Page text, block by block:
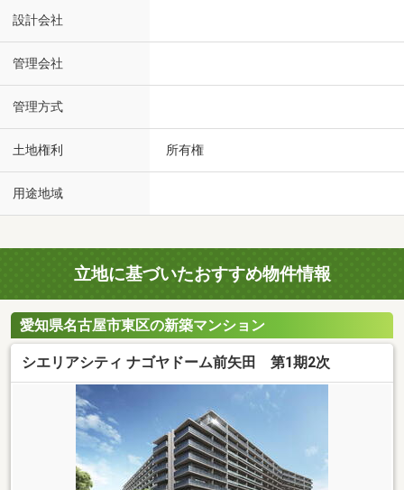
設計会社
管理会社
管理方式
土地権利 所有権
用途地域
立地に基づいたおすすめ物件情報
愛知県名古屋市東区の新築マンション
シエリアシティ ナゴヤドーム前矢田 第1期2次